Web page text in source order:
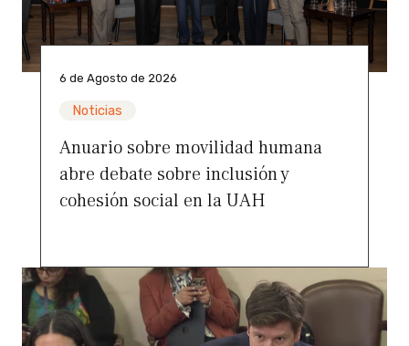
6 de Agosto de 2026
Noticias
Anuario sobre movilidad humana
abre debate sobre inclusión y
cohesión social en la UAH